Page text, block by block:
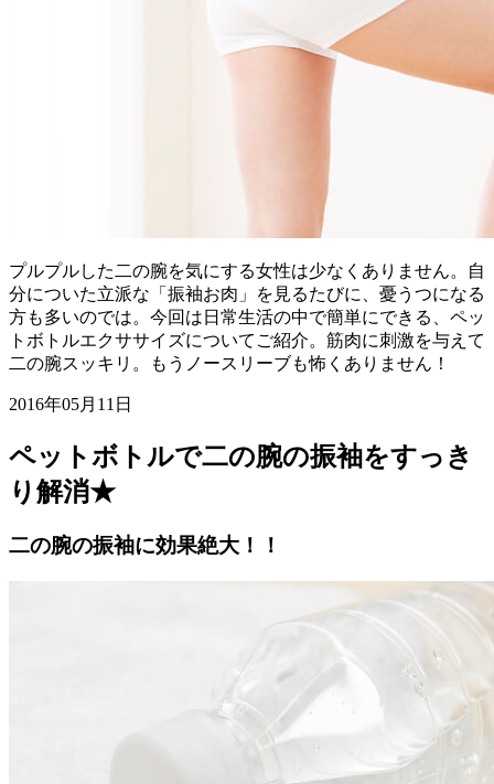
プルプルした二の腕を気にする女性は少なくありません。自
分についた立派な「振袖お肉」を見るたびに、憂うつになる
方も多いのでは。今回は日常生活の中で簡単にできる、ペッ
トボトルエクササイズについてご紹介。筋肉に刺激を与えて
二の腕スッキリ。もうノースリーブも怖くありません！
2016年05月11日
ペットボトルで二の腕の振袖をすっき
り解消★
二の腕の振袖に効果絶大！！